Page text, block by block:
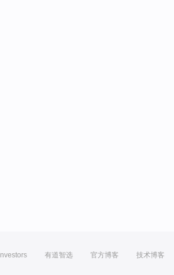
Investors 有道智选 官方博客 技术博客